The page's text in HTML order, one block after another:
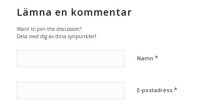
Lämna en kommentar
Want to join the discussion?
Dela med dig av dina synpunkter!
Namn *
E-postadress *